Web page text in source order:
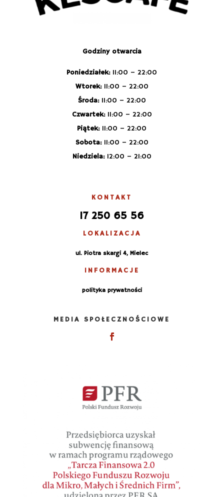
Godziny otwarcia
Poniedziałek:11:00 – 22:00
Wtorek:11:00 – 22:00
Środa:11:00 – 22:00
Czwartek:11:00 – 22:00
Piątek: 11:00 – 22:00
Sobota: 11:00 – 22:00
Niedziela: 12:00 – 21:00
KONTAKT
17 250 65 56
LOKALIZACJA
ul. Piotra skargi 4, Mielec
INFORMACJE
polityka prywatności
MEDIA SPOŁECZNOŚCIOWE